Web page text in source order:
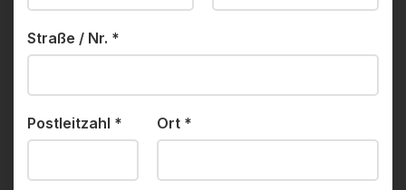
Straße / Nr. *
Postleitzahl * Ort *